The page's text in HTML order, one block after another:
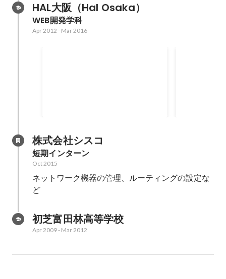
HAL大阪（Hal Osaka）
WEB開発学科
Apr 2012 - Mar 2016
株式会社シスコ
短期インターン
Oct 2015
ネットワーク機器の管理、ルーティングの設定な
ど
初芝富田林高等学校
Apr 2009- Mar 2012